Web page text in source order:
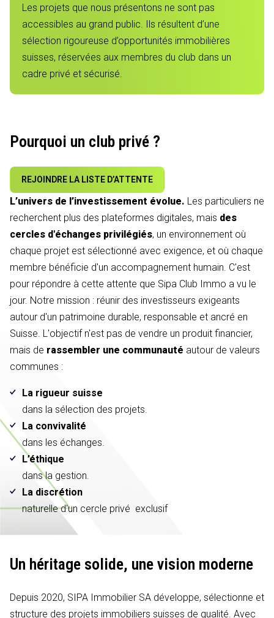
Les projets que nous présentons ne sont pas
accessibles au grand public. Ils résultent d’une
sélection rigoureuse d’opportunités immobilières
suisses, réservées aux membres du club dans un
cadre privé et sécurisé.
Pourquoi un club privé ?
REJOINDRE LA LISTE D’ATTENTE
L’univers de l’investissement évolue. Les particuliers ne
recherchent plus des plateformes digitales, mais des
cercles d'échanges privilégiés, un environnement où
chaque projet est sélectionné avec exigence, et où chaque
membre bénéficie d'un accompagnement humain. C'est
pour répondre à cette attente que Sipa Club Immo a vu le
jour. Notre mission : réunir des investisseurs exigeants
autour d'un patrimoine durable, responsable et ancré en
Suisse. L'objectif n'est pas de vendre un produit financier,
mais de rassembler une communauté autour de valeurs
communes :
La rigueur suisse
dans la sélection des projets.
La convivalité
dans les échanges.
L’éthique
dans la gestion.
La discrétion
naturelle d'un cercle privé exclusif
Un héritage solide, une vision moderne
Depuis 2020, SIPA Immobilier SA développe, sélectionne et
structure des projets immobiliers suisses de qualité. Avec